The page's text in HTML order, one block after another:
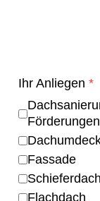
Ihr Anliegen *
Fassade
Schieferdach
Flachdach